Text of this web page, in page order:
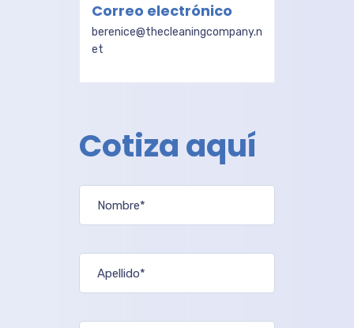
Correo electrónico
berenice@thecleaningcompany.n
et
Cotiza aquí